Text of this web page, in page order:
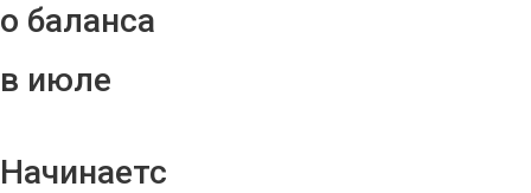
о баланса
в июле
Начинаетс